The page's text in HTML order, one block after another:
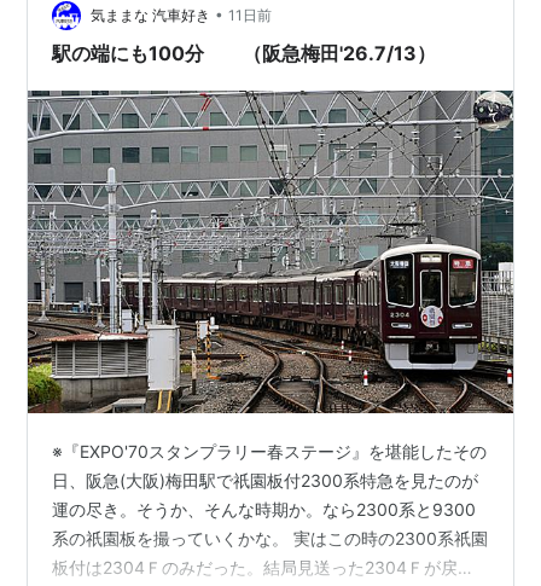
気ままな 汽車好き • 11日前
駅の端にも100分 （阪急梅田'26.7/13）
※『EXPO'70スタンプラリー春ステージ』を堪能したその
日、阪急(大阪)梅田駅で祇園板付2300系特急を見たのが
運の尽き。そうか、そんな時期か。なら2300系と9300
系の祇園板を撮っていくかな。 実はこの時の2300系祇園
板付は2304Ｆのみだった。結局見送った2304Ｆが戻っ